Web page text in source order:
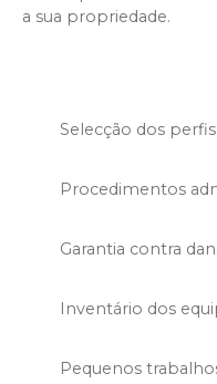
a sua propriedade.
Selecção dos
Procedimentos
Garantia contra
Inventário dos
Pequenos